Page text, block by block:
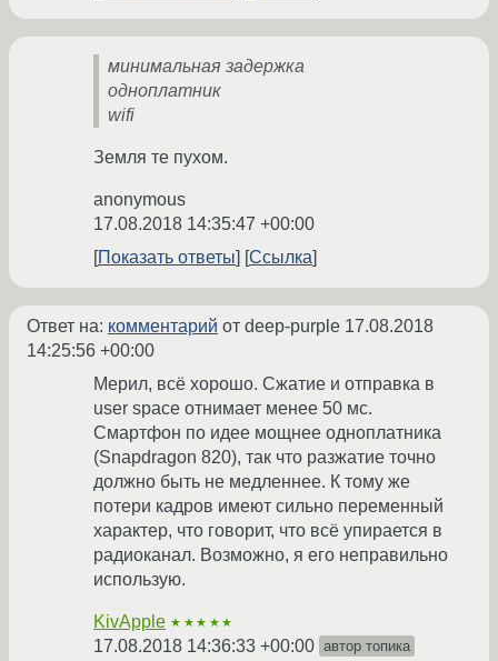
минимальная задержка
одноплатник
wifi
Земля те пухом.
anonymous
17.08.2018 14:35:47 +00:00
Показать ответы
Ссылка
Ответ на: комментарий от deep-purple 17.08.2018
14:25:56 +00:00
Мерил, всё хорошо. Сжатие и отправка в
user space отнимает менее 50 мс.
Смартфон по идее мощнее одноплатника
(Snapdragon 820), так что разжатие точно
должно быть не медленнее. К тому же
потери кадров имеют сильно переменный
характер, что говорит, что всё упирается в
радиоканал. Возможно, я его неправильно
использую.
KivApple ★★★★★
17.08.2018 14:36:33 +00:00 автор топика